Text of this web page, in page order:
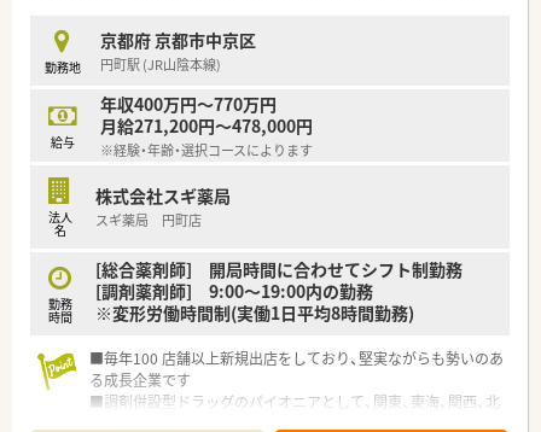
■充実した研修制度、人事制度、評価制度、キャリア支援制度等
があるのも特徴です
勤務地
京都府 京都市中京区
円町駅 (JR山陰本線)
給与
年収400万円～770万円
月給271,200円～478,000円
※経験・年齢・選択コースによります
法人
名
株式会社スギ薬局
スギ薬局 円町店
勤務
時間
[総合薬剤師] 開局時間に合わせてシフト制勤務
[調剤薬剤師] 9:00～19:00内の勤務
※変形労働時間制(実働1日平均8時間勤務)
■毎年100 店舗以上新規出店をしており、堅実ながらも勢いのあ
る成長企業です
■調剤併設型ドラッグのパイオニアとして、関東、東海、関西、北